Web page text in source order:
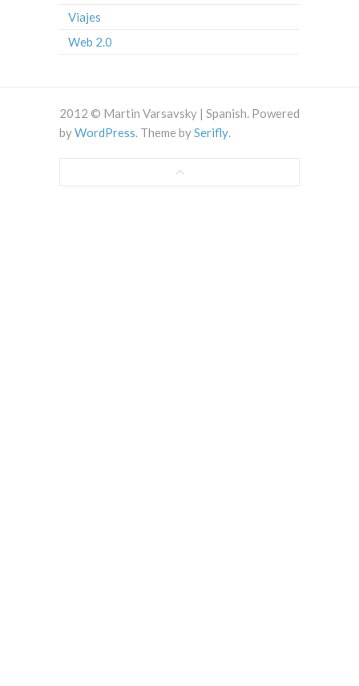
Viajes
Web 2.0
2012 © Martin Varsavsky | Spanish. Powered
byWordPress. Theme bySerifly.